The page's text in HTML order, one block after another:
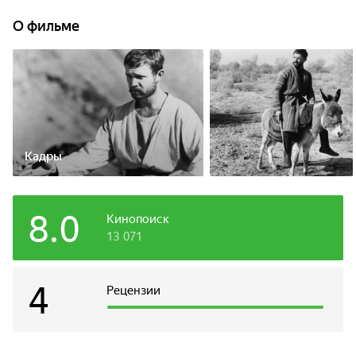
мастерство. Хромов еще не знает, что вскоре оно спасет
ему жизнь.
О фильме
Кадры
Кинопоиск
8.0 13 071
Рецензии
4